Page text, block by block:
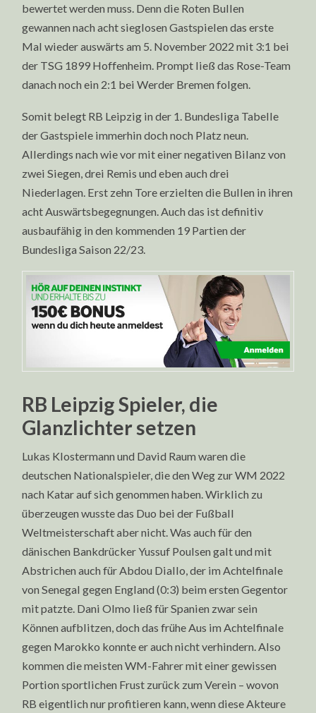
bewertet werden muss. Denn die Roten Bullen
gewannen nach acht sieglosen Gastspielen das erste
Mal wieder auswärts am 5. November 2022 mit 3:1 bei
der TSG 1899 Hoffenheim. Prompt ließ das Rose-Team
danach noch ein 2:1 bei Werder Bremen folgen.
Somit belegt RB Leipzig in der 1. Bundesliga Tabelle
der Gastspiele immerhin doch noch Platz neun.
Allerdings nach wie vor mit einer negativen Bilanz von
zwei Siegen, drei Remis und eben auch drei
Niederlagen. Erst zehn Tore erzielten die Bullen in ihren
acht Auswärtsbegegnungen. Auch das ist definitiv
ausbaufähig in den kommenden 19 Partien der
Bundesliga Saison 22/23.
RB Leipzig Spieler, die
Glanzlichter setzen
Lukas Klostermann und David Raum waren die
deutschen Nationalspieler, die den Weg zur WM 2022
nach Katar auf sich genommen haben. Wirklich zu
überzeugen wusste das Duo bei der Fußball
Weltmeisterschaft aber nicht. Was auch für den
dänischen Bankdrücker Yussuf Poulsen galt und mit
Abstrichen auch für Abdou Diallo, der im Achtelfinale
von Senegal gegen England (0:3) beim ersten Gegentor
mit patzte. Dani Olmo ließ für Spanien zwar sein
Können aufblitzen, doch das frühe Aus im Achtelfinale
gegen Marokko konnte er auch nicht verhindern. Also
kommen die meisten WM-Fahrer mit einer gewissen
Portion sportlichen Frust zurück zum Verein – wovon
RB eigentlich nur profitieren kann, wenn diese Akteure